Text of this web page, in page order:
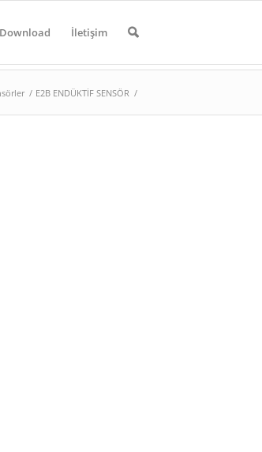
/ E2B ENDÜKTİF SENSÖR /
Download İletişim